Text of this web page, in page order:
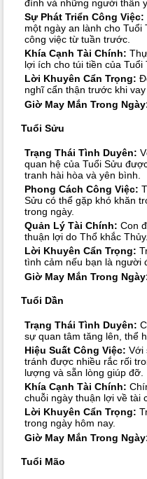
đình và những người thân
Sự Phát Triển Công Việc:
một ngày an lành cho
công việc từ tuần trước.
Khía Cạnh Tài Chính:
lợi ích cho túi tiền của Tuổi
Lời Khuyên Cẩn Trọng:
nghĩ cẩn thận trước khi
Giờ May Mắn Trong
Tuổi Sửu
Trạng Thái Tình Duyên:
quan hệ của Tuổi Sửu
tranh hài hòa và yên bình.
Phong Cách Công Việc:
Sửu có thể gặp khó khăn
trong ngày.
Quản Lý Tài Chính: Con
thuận lợi do Thổ khắc Thủy.
Lời Khuyên Cẩn Trọng:
tình cảm nếu bạn là người
Giờ May Mắn Trong
Tuổi Dần
Trạng Thái Tình Duyên:
sự quan tâm tăng lên, thể
Hiệu Suất Công Việc: Với
tránh được nhiều rắc rối
lượng và sẵn lòng giúp đỡ.
Khía Cạnh Tài Chính:
chuỗi ngày thuận lợi về tài
Lời Khuyên Cẩn Trọng:
trong ngày hôm nay.
Giờ May Mắn Trong
Tuổi Mão